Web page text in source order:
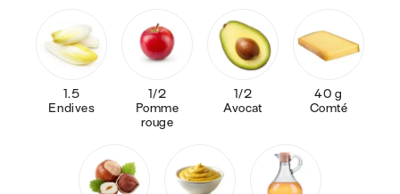
1.5
Endives
1/2
Pomme
rouge
1/2
Avocat
40 g
Comté